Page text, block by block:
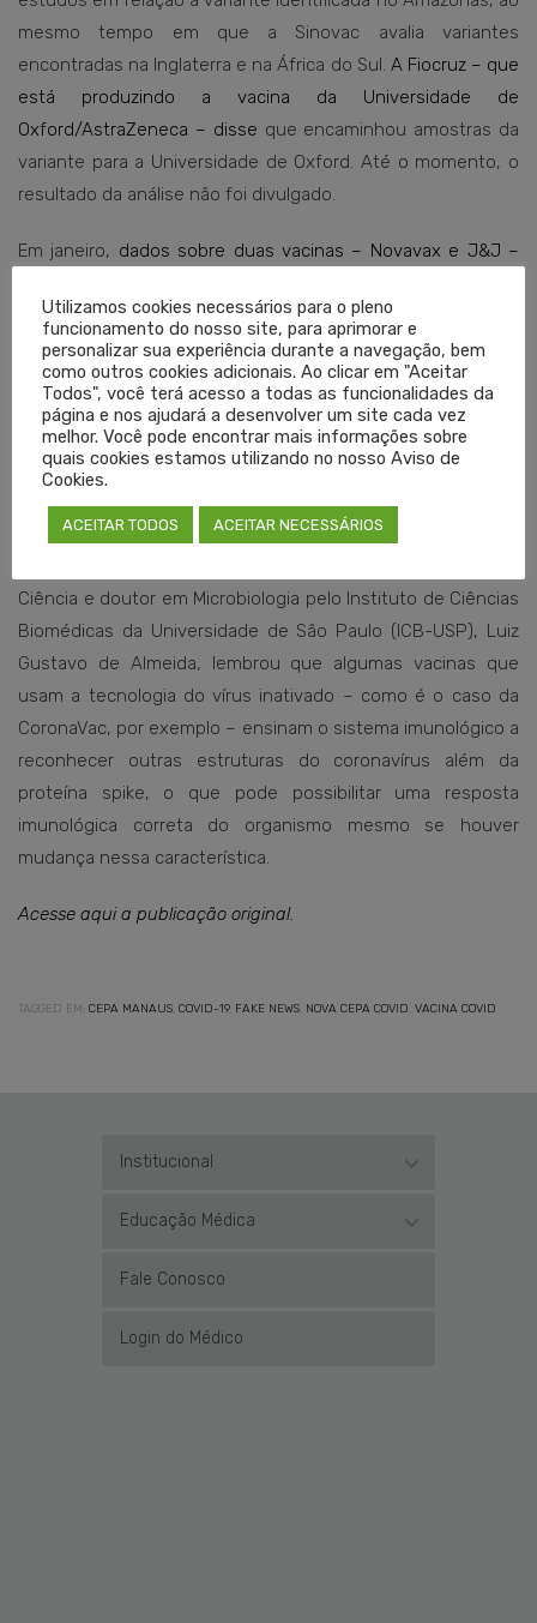
mesmo tempo em que a Sinovac avalia variantes
encontradas na Inglaterra e na África do Sul. A Fiocruz – que
está produzindo a vacina da Universidade de
Oxford/AstraZeneca – disse que encaminhou amostras da
variante para a Universidade de Oxford. Até o momento, o
resultado da análise não foi divulgado.
Em janeiro, dados sobre duas vacinas – Novavax e J&J –
algumas variantes do novo Coronavírus, como a surgida na
África do Sul e no Reino Unido. Porém isso não significa que
a pessoa que recebeu a vacina esteja completamente
desprotegida e capaz de ser infectada pelo vírus. Mesmo
assim, as duas empresas já começaram a trabalhar na
formulação de uma nova vacina para barrar a disseminação
deste vírus.
Ciência e doutor em Microbiologia pelo Instituto de Ciências
Biomédicas da Universidade de São Paulo (ICB-USP), Luiz
Gustavo de Almeida, lembrou que algumas vacinas que
usam a tecnologia do vírus inativado – como é o caso da
CoronaVac, por exemplo – ensinam o sistema imunológico a
reconhecer outras estruturas do coronavírus além da
proteína spike, o que pode possibilitar uma resposta
imunológica correta do organismo mesmo se houver
mudança nessa característica.
Acesse aqui a publicação original.
TAGGED EM: CEPA MANAUS COVID-19, FAKE NEWS NOVA CEPA COVID VACINA COVID
Institucional
Educação Médica
Fale Conosco
Login do Médico
Utilizamos cookies necessários para o pleno
funcionamento do nosso site, para aprimorar e
personalizar sua experiência durante a navegação, bem
como outros cookies adicionais. Ao clicar em "Aceitar
Todos", você terá acesso a todas as funcionalidades da
página e nos ajudará a desenvolver um site cada vez
melhor. Você pode encontrar mais informações sobre
quais cookies estamos utilizando no nosso Aviso de
Cookies.
ACEITAR TODOS ACEITAR NECESSÁRIOS